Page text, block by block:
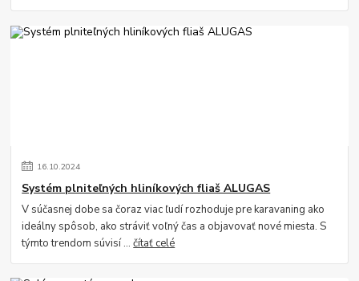
16.10.2024
Systém plniteľných hliníkových fliaš ALUGAS
V súčasnej dobe sa čoraz viac ľudí rozhoduje pre karavaning ako
ideálny spôsob, ako stráviť voľný čas a objavovať nové miesta. S
týmto trendom súvisí ...čítať celé